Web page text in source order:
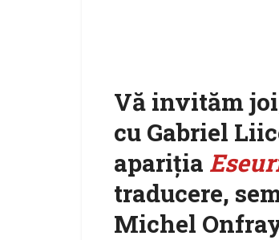
Vă invităm
cu Gabriel
apariția
traducere,
Michel